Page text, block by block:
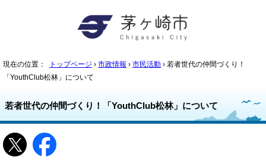
現在の位置： トップページ › 市政情報 › 市民活動 › 若者世代の仲間づくり！
「YouthClub松林」について
若者世代の仲間づくり！「YouthClub松林」について